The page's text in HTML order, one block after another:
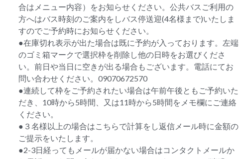
合はメニュー内容）をお知らせください。公共バスご利用の
方へはバス時刻のご案内をしバス停送迎(4名様まで)いたしま
すのでご予約時にお知らせください。
●在庫切れ表示が出た場合は既に予約が入っております。左端
のゴミ箱マークで選択枠を削除し他の日時をお選びくださ
い。前日や当日に空きが出る場合もございます。電話にてお
問い合わせください。09070672570
●連続して枠をご予約されたい場合は午前午後ともご予約いた
だき、10時から5時間、又は11時から5時間をメモ欄にご連絡
ください。
●３名様以上の場合はこちらで計算をし返信メール時に金額の
ご提示をいたします。
●2-3日経ってもメールが届かない場合はコンタクトメールか